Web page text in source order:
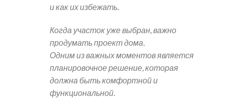
и как их избежать.
Когда участок уже выбран, важно
продумать проект дома.
Одним из важных моментов является
планировочное решение, которая
должна быть комфортной и
функциональной.